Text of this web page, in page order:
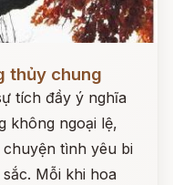
thủy chung
tích đầy ý nghĩa
không ngoại lệ,
tình yêu bi
Mỗi khi hoa